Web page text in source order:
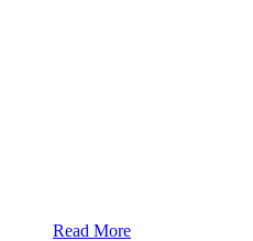
Read More